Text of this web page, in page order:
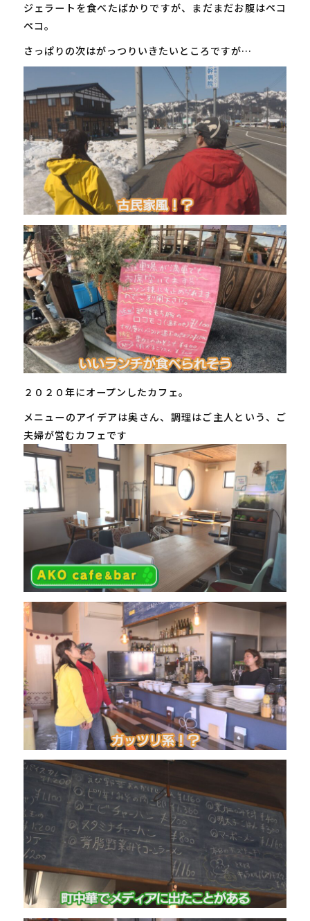
ジェラートを食べたばかりですが、まだまだお腹はペコ
ペコ。
さっぱりの次はがっつりいきたいところですが…
２０２０年にオープンしたカフェ。
メニューのアイデアは奥さん、調理はご主人という、ご
夫婦が営むカフェです